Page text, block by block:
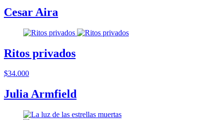
Cesar Aira
Ritos privados
$34.000
Julia Armfield